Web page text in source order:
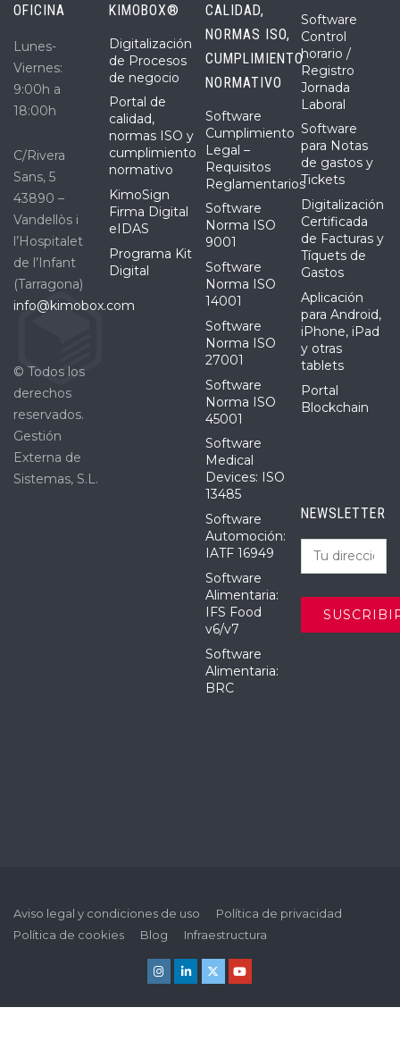
OFICINA
Lunes-
Viernes:
9:00h a
18:00h
C/Rivera
Sans, 5
43890 –
Vandellòs i
l’Hospitalet
de l’Infant
(Tarragona)
info@kimobox.com
© Todos los
derechos
reservados.
Gestión
Externa de
Sistemas, S.L.
KIMOBOX®
Digitalización
de Procesos
de negocio
Portal de
calidad,
normas ISO y
cumplimiento
normativo
KimoSign
Firma Digital
eIDAS
Programa Kit
Digital
CALIDAD,
NORMAS ISO,
CUMPLIMIENTO
NORMATIVO
Software
Cumplimiento
Legal –
Requisitos
Reglamentarios
Software
Norma ISO
9001
Software
Norma ISO
14001
Software
Norma ISO
27001
Software
Norma ISO
45001
Software
Medical
Devices: ISO
13485
Software
Automoción:
IATF 16949
Software
Alimentaria:
IFS Food
v6/v7
Software
Alimentaria:
BRC
Software
Control
horario /
Registro
Jornada
Laboral
Software
para Notas
de gastos y
Tickets
Digitalización
Certificada
de Facturas y
Tíquets de
Gastos
Aplicación
para Android,
iPhone, iPad
y otras
tablets
Portal
Blockchain
NEWSLETTER
Aviso legal y condiciones de uso
Política de privacidad
Política de cookies
Blog Infraestructura